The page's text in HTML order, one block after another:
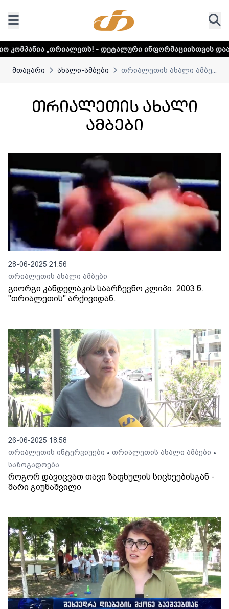
დეტალური ინფორმაციისთვის დააკლიკეთ ლინკს
მთავარი ახალი-ამბები თრიალეთის ახალი ამბე...
თრიალეთის ახალი
ამბები
28-06-2025 21:56
თრიალეთის ახალი ამბები
გიორგი კანდელაკის საარჩევნო კლიპი. 2003 წ.
"თრიალეთის" არქივიდან.
26-06-2025 18:58
თრიალეთის ინტერვიუები • თრიალეთის ახალი ამბები •
საზოგადოება
როგორ დავიცვათ თავი ზაფხულის სიცხეებისგან -
მარი გიუნაშვილი